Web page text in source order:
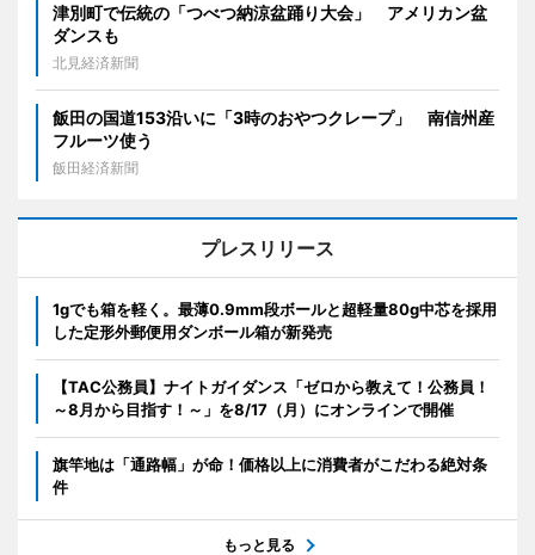
津別町で伝統の「つべつ納涼盆踊り大会」 アメリカン盆
ダンスも
北見経済新聞
飯田の国道153沿いに「3時のおやつクレープ」 南信州産
フルーツ使う
飯田経済新聞
プレスリリース
1gでも箱を軽く。最薄0.9mm段ボールと超軽量80g中芯を採用
した定形外郵便用ダンボール箱が新発売
【TAC公務員】ナイトガイダンス「ゼロから教えて！公務員！
～8月から目指す！～」を8/17（月）にオンラインで開催
旗竿地は「通路幅」が命！価格以上に消費者がこだわる絶対条
件
もっと見る